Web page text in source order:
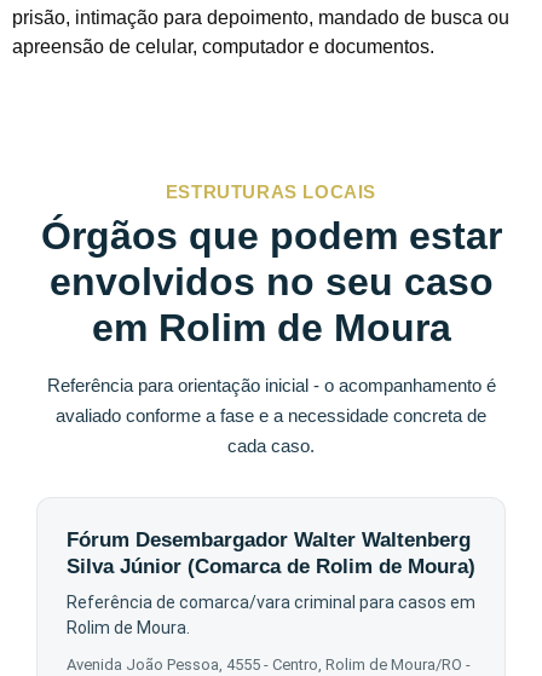
prisão, intimação para depoimento, mandado de busca ou
apreensão de celular, computador e documentos.
ESTRUTURAS LOCAIS
Órgãos que podem estar
envolvidos no seu caso
em Rolim de Moura
Referência para orientação inicial - o acompanhamento é
avaliado conforme a fase e a necessidade concreta de
cada caso.
Fórum Desembargador Walter Waltenberg
Silva Júnior (Comarca de Rolim de Moura)
Referência de comarca/vara criminal para casos em
Rolim de Moura.
Avenida João Pessoa, 4555 - Centro, Rolim de Moura/RO -